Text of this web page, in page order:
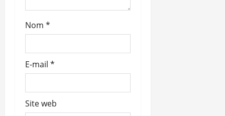
l
e
Nom *
E-mail *
Site web